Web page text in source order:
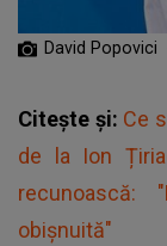
David Popovici
Citește și: Ce
de la Ion
recunoască:
obişnuită"